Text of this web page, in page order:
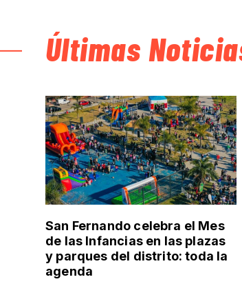
Últimas
San Fernando celebra el Mes
de las Infancias en las plazas
y parques del distrito: toda la
agenda